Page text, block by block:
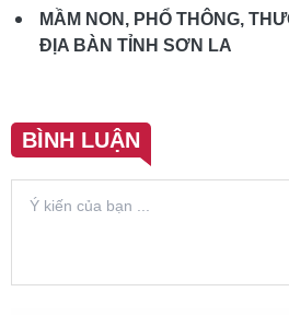
MẦM NON, PHỔ THÔNG,
ĐỊA BÀN TỈNH SƠN LA
BÌNH LUẬN